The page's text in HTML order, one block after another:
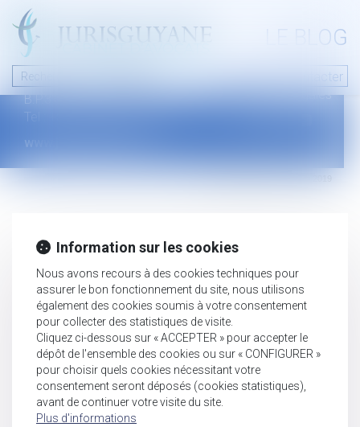
LE BLOG
Nous contacter
46 avenue de la liberté
B.P.315 - 97327 Cayenne Cedex
Tel : +594 594 29 45 35
www.jurisguyane.com
Mentions légales
Information sur les cookies
Nous avons recours à des cookies techniques pour
assurer le bon fonctionnement du site, nous utilisons
également des cookies soumis à votre consentement
pour collecter des statistiques de visite.
Cliquez ci-dessous sur « ACCEPTER » pour accepter le
dépôt de l'ensemble des cookies ou sur « CONFIGURER »
pour choisir quels cookies nécessitant votre
consentement seront déposés (cookies statistiques),
avant de continuer votre visite du site.
Plus d'informations